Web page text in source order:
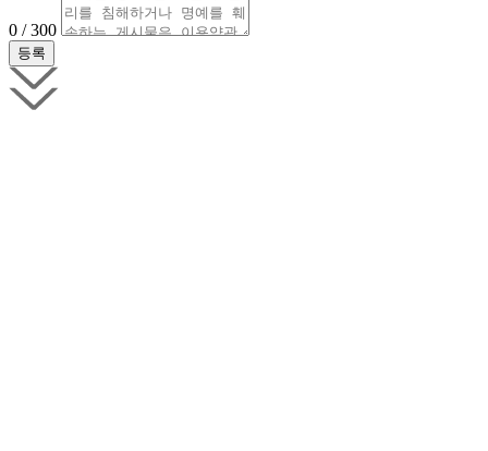
0 / 300